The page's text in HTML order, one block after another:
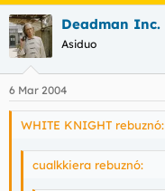
Deadman Inc.
Asiduo
6 Mar 2004
WHITE KNIGHT rebuznó:
cualkkiera rebuznó: